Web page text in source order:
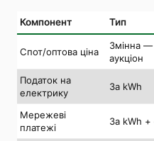
Компонент Тип
Спот/оптова ціна
Змінна —
аукціон
Податок на
електрику
За kWh
Мережеві
платежі
За kWh +